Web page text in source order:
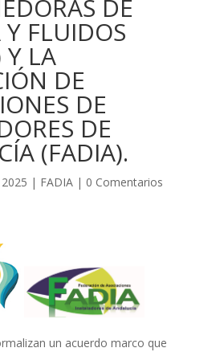
DE
Y FLUIDOS
Y LA
DE
DE
DE
(FADIA).
| FADIA| 0 Comentarios
un acuerdo marco que